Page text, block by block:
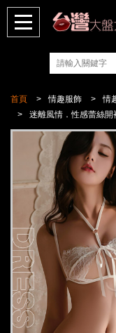
首頁 情趣服飾
情
迷離風情．性感蕾絲